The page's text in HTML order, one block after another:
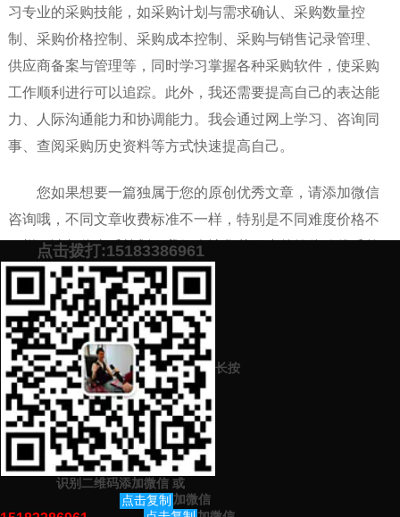
习专业的采购技能，如采购计划与需求确认、采购数量控
制、采购价格控制、采购成本控制、采购与销售记录管理、
供应商备案与管理等，同时学习掌握各种采购软件，使采购
工作顺利进行可以追踪。此外，我还需要提高自己的表达能
力、人际沟通能力和协调能力。我会通过网上学习、咨询同
事、查阅采购历史资料等方式快速提高自己。
您如果想要一篇独属于您的原创优秀文章，请添加微信
咨询哦，不同文章收费标准不一样，特别是不同难度价格不
一样，请相信肖乐策划，我们会让您花更少的钱体验优质的
代写原创文章服务。
预约营销老师 添加微信号：scyxch
案！
上一篇：关于传承文明家风的演讲稿在写作中需要注意哪些技巧（一
篇优质的代写文案价格是多少）
下一篇：代写1000字企业协作能力宣传稿哪家强？（专业代写平台）
猜你感兴趣的内容
点击拨打:15183386961
长按
识别二维码添加微信 或
点击复制 加微信